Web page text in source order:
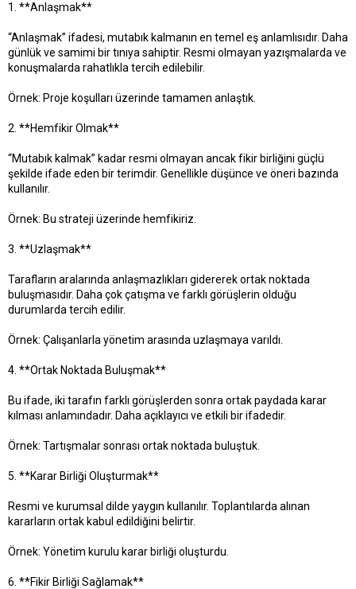
1. **Anlaşmak**
“Anlaşmak” ifadesi, mutabık kalmanın en temel eş anlamlısıdır. Daha
günlük ve samimi bir tınıya sahiptir. Resmi olmayan yazışmalarda ve
konuşmalarda rahatlıkla tercih edilebilir.
Örnek: Proje koşulları üzerinde tamamen anlaştık.
2. **Hemfikir Olmak**
“Mutabık kalmak” kadar resmi olmayan ancak fikir birliğini güçlü
şekilde ifade eden bir terimdir. Genellikle düşünce ve öneri bazında
kullanılır.
Örnek: Bu strateji üzerinde hemfikiriz.
3. **Uzlaşmak**
Tarafların aralarında anlaşmazlıkları gidererek ortak noktada
buluşmasıdır. Daha çok çatışma ve farklı görüşlerin olduğu
durumlarda tercih edilir.
Örnek: Çalışanlarla yönetim arasında uzlaşmaya varıldı.
4. **Ortak Noktada Buluşmak**
Bu ifade, iki tarafın farklı görüşlerden sonra ortak paydada karar
kılması anlamındadır. Daha açıklayıcı ve etkili bir ifadedir.
Örnek: Tartışmalar sonrası ortak noktada buluştuk.
5. **Karar Birliği Oluşturmak**
Resmi ve kurumsal dilde yaygın kullanılır. Toplantılarda alınan
kararların ortak kabul edildiğini belirtir.
Örnek: Yönetim kurulu karar birliği oluşturdu.
6. **Fikir Birliği Sağlamak**